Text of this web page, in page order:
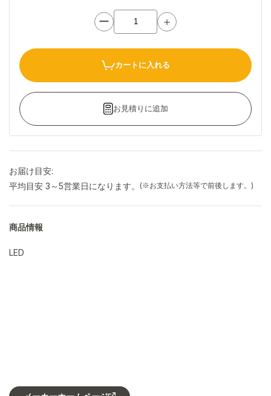
ー ＋
カートに入れる
お見積りに追加
お届け目安:
平均目安 3～5営業日になります。
(※お支払い方法等で前後します。)
商品情報
LED